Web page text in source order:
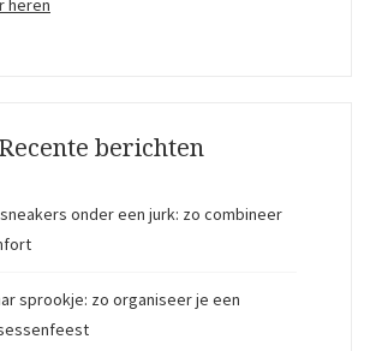
heren
Recente berichten
onder een jurk: zo combineer
sprookje: zo organiseer je een